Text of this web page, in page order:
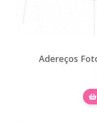
Adereços